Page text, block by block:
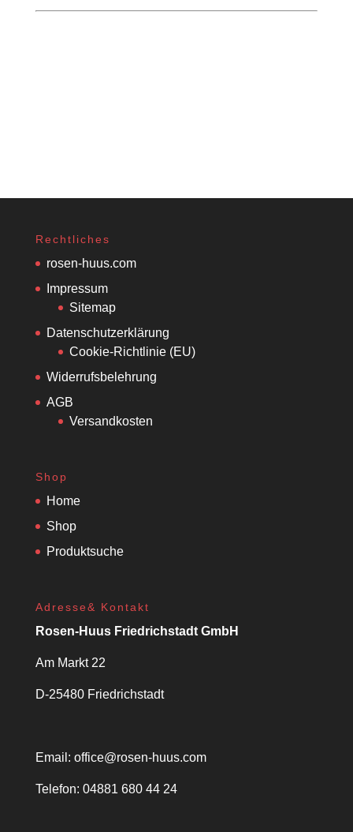
Rechtliches
rosen-huus.com
Impressum
Sitemap
Datenschutzerklärung
Cookie-Richtlinie (EU)
Widerrufsbelehrung
AGB
Versandkosten
Shop
Home
Shop
Produktsuche
Adresse& Kontakt
Rosen-Huus Friedrichstadt GmbH
Am Markt 22
D-25480 Friedrichstadt
Email: office@rosen-huus.com
Telefon: 04881 680 44 24